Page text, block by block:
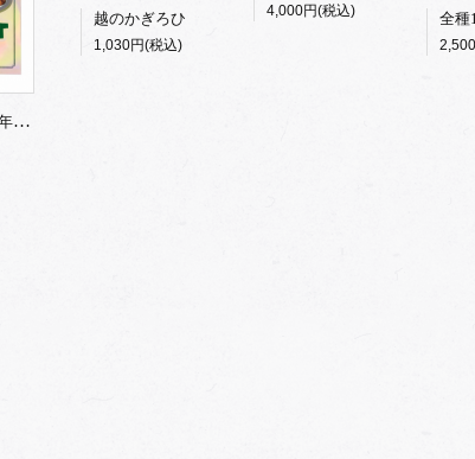
創業九十周年記念シール
越のかぎろひ
1,030円(税込)
4,000円(税込)